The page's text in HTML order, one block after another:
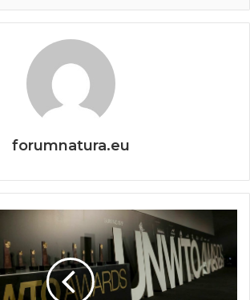
forumnatura.eu